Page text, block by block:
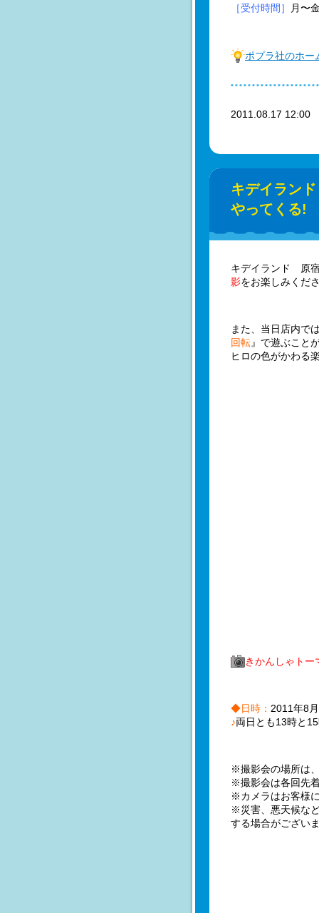
［受付時間］ 月〜
ポプラ社のホー
2011.08.17
キデイラン
やってくる!
キデイランド 原
影をお楽しみくだ
また、当日店内で
回転』で遊ぶこと
ヒロの色がかわる
きかんしゃト
◆日時： 2011年8
♪両日とも13時と
※撮影会の場所は
※撮影会は各回先
※カメラはお客様
※災害、悪天候な
する場合がござい